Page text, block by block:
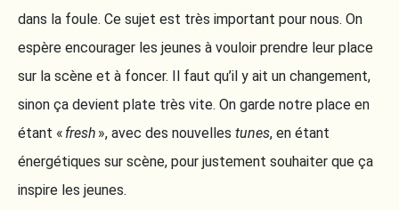
dans la foule. Ce sujet est très important pour nous. On
espère encourager les jeunes à vouloir prendre leur place
sur la scène et à foncer. Il faut qu’il y ait un changement,
sinon ça devient plate très vite. On garde notre place en
étant « fresh », avec des nouvelles tunes, en étant
énergétiques sur scène, pour justement souhaiter que ça
inspire les jeunes.